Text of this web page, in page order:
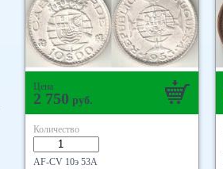
Цена
2 750 руб.
Количество
AF-CV 10э 53А